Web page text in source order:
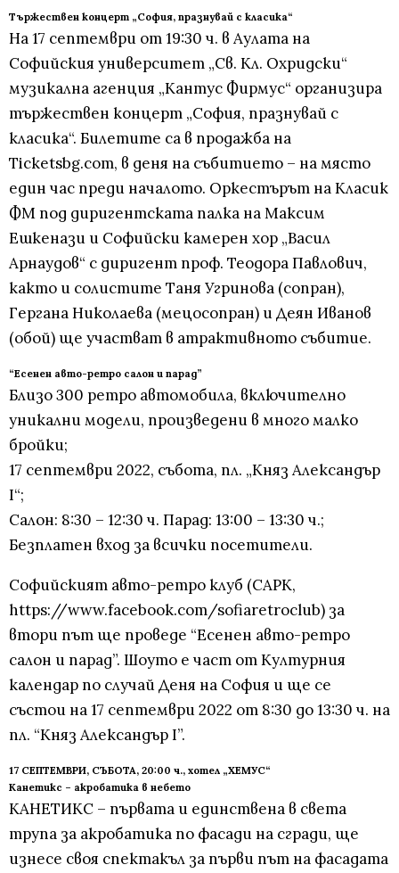
Тържествен концерт „София, празнувай с класика“
На 17 септември от 19:30 ч. в Аулата на
Софийския университет „Св. Кл. Охридски“
музикална агенция „Кантус Фирмус“ организира
тържествен концерт „София, празнувай с
класика“. Билетите са в продажба на
Ticketsbg.com, в деня на събитието – на място
един час преди началото. Оркестърът на Класик
ФМ под диригентската палка на Максим
Ешкенази и Софийски камерен хор „Васил
Арнаудов“ с диригент проф. Теодора Павлович,
както и солистите Таня Угринова (сопран),
Гергана Николаева (мецосопран) и Деян Иванов
(обой) ще участват в атрактивното събитие.
“Есенен авто-ретро салон и парад”
Близо 300 ретро автомобила, включително
уникални модели, произведени в много малко
бройки;
17 септември 2022, събота, пл. „Княз Александър
I“;
Салон: 8:30 – 12:30 ч. Парад: 13:00 – 13:30 ч.;
Безплатен вход за всички посетители.
Софийският авто-ретро клуб (САРК,
https://www.facebook.com/sofiaretroclub) за
втори път ще проведе “Есенен авто-ретро
салон и парад”. Шоуто е част от Културния
календар по случай Деня на София и ще се
състои на 17 септември 2022 от 8:30 до 13:30 ч. на
пл. “Княз Александър I”.
17 СЕПТЕМВРИ, СЪБОТА, 20:00 ч., хотел „ХЕМУС“
Канетикс – акробатика в небето
КАНЕТИКС – първата и единствена в света
трупа за акробатика по фасади на сгради, ще
изнесе своя спектакъл за първи път на фасадата